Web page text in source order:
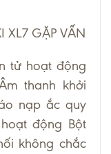
XL7 GẶP VẤN
tử hoạt động
thanh khởi
nạp ắc quy
động Bột
không chắc